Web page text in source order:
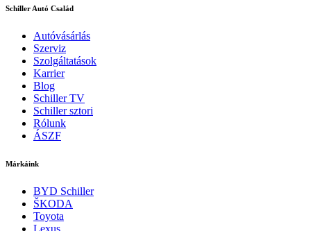
Schiller Autó Család
Autóvásárlás
Szerviz
Szolgáltatások
Karrier
Blog
Schiller TV
Schiller sztori
Rólunk
ÁSZF
Márkáink
BYD Schiller
ŠKODA
Toyota
Lexus